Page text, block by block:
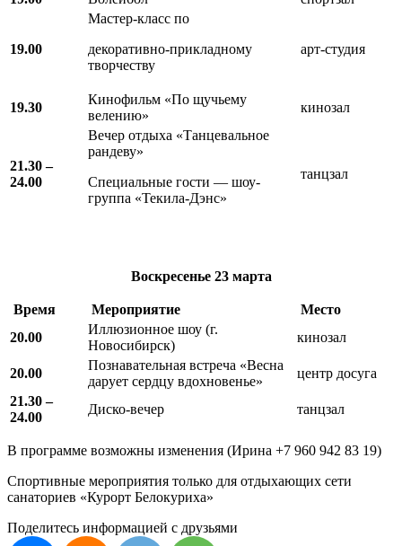
19.00
Мастер-класс по
декоративно-прикладному
творчеству
арт-студия
19.30
Кинофильм «По щучьему
велению»
кинозал
21.30 –
24.00
Вечер отдыха «Танцевальное
рандеву»
Специальные гости — шоу-
группа «Текила-Дэнс»
танцзал
Воскресенье 23 марта
Время Мероприятие
Место
20.00
Иллюзионное шоу (г.
Новосибирск)
кинозал
20.00
Познавательная встреча «Весна
дарует сердцу вдохновенье»
центр досуга
21.30 –
24.00
Диско-вечер танцзал
В программе возможны изменения (Ирина +7 960 942 83 19)
Спортивные мероприятия только для отдыхающих сети
санаториев «Курорт Белокуриха»
Поделитесь информацией с друзьями